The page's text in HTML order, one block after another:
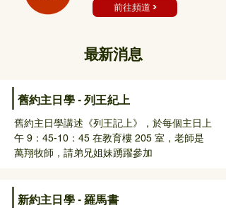
前往頻道 >
​最新消息
舊約主日學 - 列王紀上
舊約主日學講述《列王記上》，於每個主日上
午 9：45-10：45 在教育樓 205 室，老師是
萬翔牧師，請弟兄姐妹踴躍參加
新約主日學 - 羅馬書